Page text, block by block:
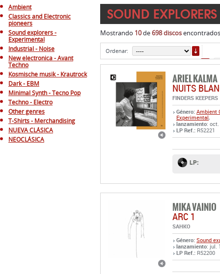
Ambient
Classics and Electronic
pioneers
Sound explorers -
Experimental
Industrial - Noise
New electronica - Avant
Techno
Kosmische musik - Krautrock
Dark - EBM
Minimal Synth - Tecno Pop
Techno - Electro
Other genres
T-Shirts - Merchandising
NUEVA CLÁSICA
NEOCLÁSICA
SOUND
Mostrando 10de698 discos
Ordenar:
ARIEL KALMA
NUITS
FINDERS KEEPERS
Género: Ambient
Experimental,
lanzamiento: oct.
LP Ref.: R52221
LP:
MIKA VAINIO
ARC 1
SAHKO
Género: Sound
lanzamiento: jul.
LP Ref.: R52200